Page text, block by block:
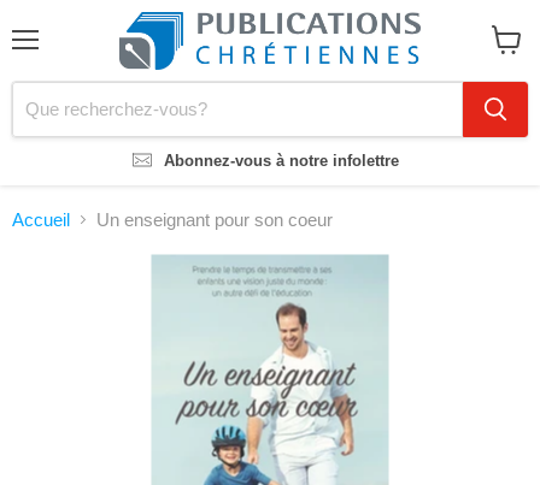
Abonnez-vous à notre infolettre
le
panier
Accueil Un enseignant pour son coeur